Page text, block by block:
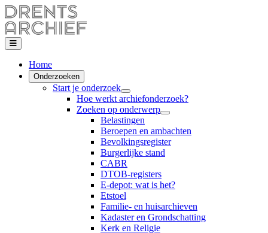
Home
Onderzoeken
Start je onderzoek
Hoe werkt archiefonderzoek?
Zoeken op onderwerp
Belastingen
Beroepen en ambachten
Bevolkingsregister
Burgerlijke stand
CABR
DTOB-registers
E-depot: wat is het?
Etstoel
Familie- en huisarchieven
Kadaster en Grondschatting
Kerk en Religie